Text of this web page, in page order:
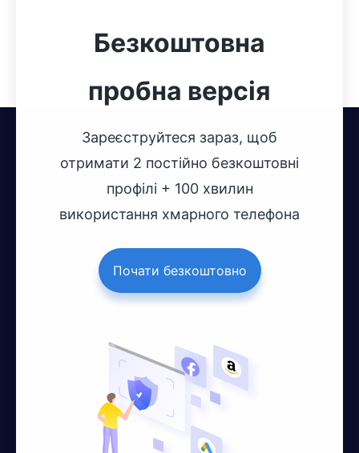
Безкоштовна
пробна версія
Зареєструйтеся зараз, щоб
отримати 2 постійно безкоштовні
профілі + 100 хвилин
використання хмарного телефона
Почати безкоштовно